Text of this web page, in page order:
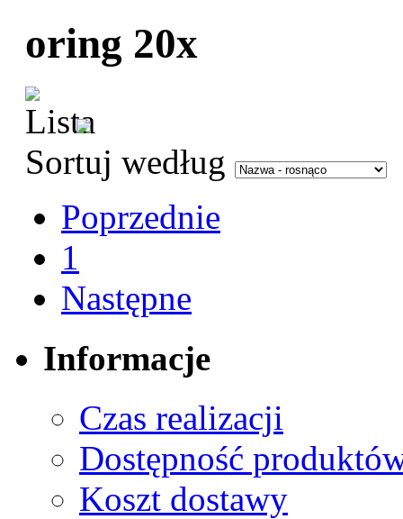
oring 20x
Sortuj według
Poprzednie
1
Następne
Informacje
Czas realizacji
Dostępność
Koszt dostawy